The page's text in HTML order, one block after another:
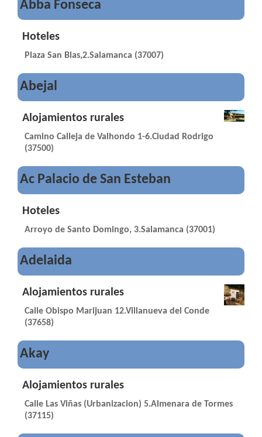
Abba Fonseca
Hoteles
Plaza San Blas,2.Salamanca (37007)
Abejal
Alojamientos rurales
Camino Calleja de Valhondo 1-6.Ciudad Rodrigo
(37500)
Ac Palacio de San Esteban
Hoteles
Arroyo de Santo Domingo, 3.Salamanca (37001)
Adelaida
Alojamientos rurales
Calle Obispo Marijuan 12.Villanueva del Conde
(37658)
Akay
Alojamientos rurales
Calle Las Viñas (Urbanizacion) 5.Almenara de Tormes
(37115)